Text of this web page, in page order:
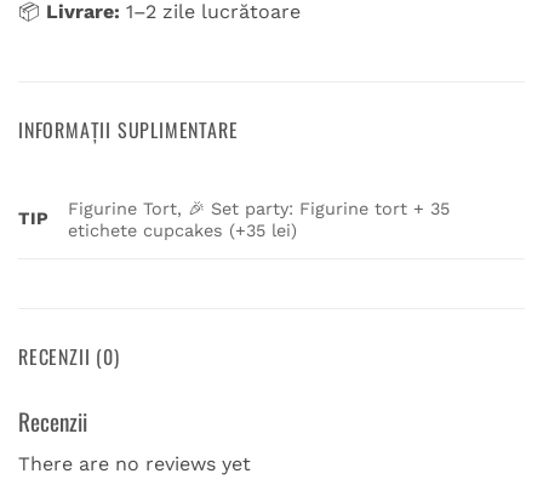
📦 Livrare: 1–2 zile lucrătoare
INFORMAȚII SUPLIMENTARE
TIP
Figurine Tort, 🎉 Set party: Figurine tort + 35
etichete cupcakes (+35 lei)
RECENZII (0)
Recenzii
There are no reviews yet